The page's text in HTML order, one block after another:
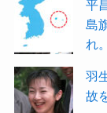
平
島
れ。
羽
故